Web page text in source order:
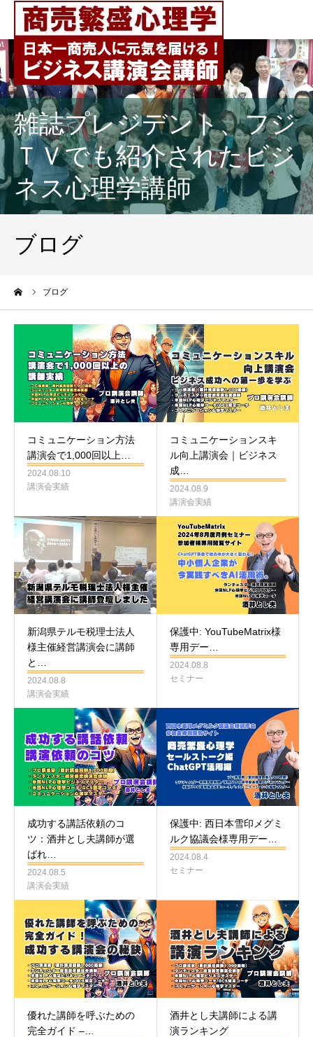
雑誌プレジデント、フジ
ＴＶでも紹介されたビジ
ネス心理学講師
ブログ
ブログ
コミュニケーション方法
講演会で1,000回以上…
2024.08.10
講演会実績
コミュニケーションスキ
ル向上講演会｜ビジネス
成…
2024.08.9
講演会実績
新潟県テルモ税理士法人
様主催経営講演会に講師
と…
2024.08.8
講演会実績
保護中: YouTubeMatrix様
専用デー…
2024.08.8
セミナー
成功する講話依頼のコ
ツ：酒井とし夫講師が選
ばれ…
2024.08.5
講演会実績
保護中: 西日本雪印メグミ
ルク協議会様専用デー…
2024.08.4
セミナー
優れた講師を呼ぶための
完全ガイド –…
酒井とし夫講師による講
演ランキング